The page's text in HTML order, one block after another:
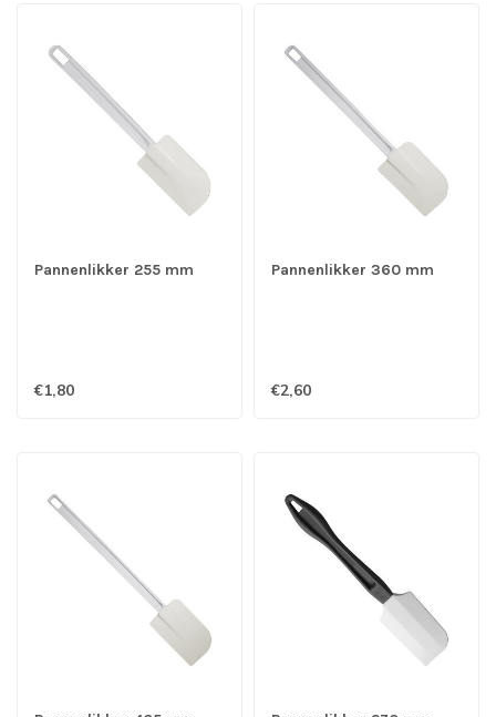
Pannenlikker 255 mm
€1,80
Pannenlikker 360 mm
€2,60